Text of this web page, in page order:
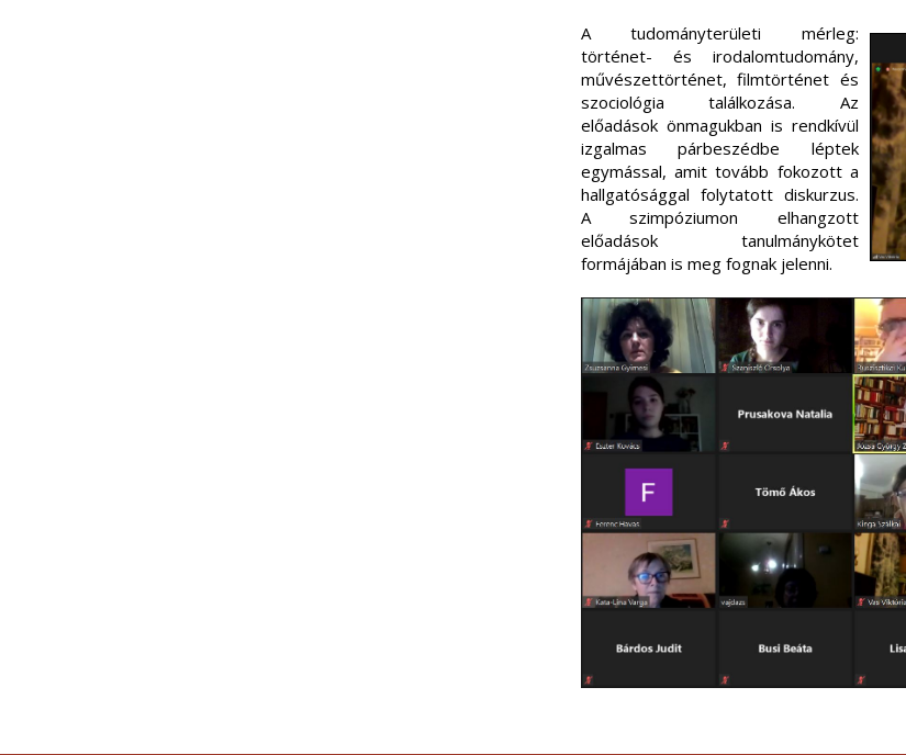
A tudományterületi mérleg:
történet- és irodalomtudomány,
művészettörténet, filmtörténet és
szociológia találkozása. Az
előadások önmagukban is rendkívül
izgalmas párbeszédbe léptek
egymással, amit tovább fokozott a
hallgatósággal folytatott diskurzus.
A szimpóziumon elhangzott
előadások tanulmánykötet
formájában is meg fognak jelenni.